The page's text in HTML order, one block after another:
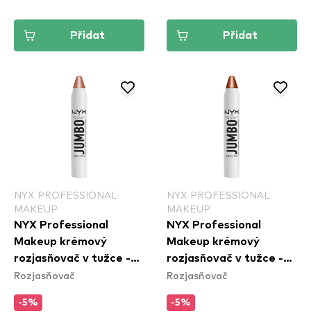
Přidat Přidat
NYX PROFESSIONAL
MAKEUP
NYX Professional
Makeup krémový
rozjasňovač v tužce -
Jumbo Multi-Use
Coconut Cake (JHS01)
Rozjasňovač
-5%
NYX PROFESSIONAL
MAKEUP
NYX Professional
Makeup krémový
rozjasňovač v tužce -
Jumbo Multi-Use
(JHS06)
Rozjasňovač
-5%